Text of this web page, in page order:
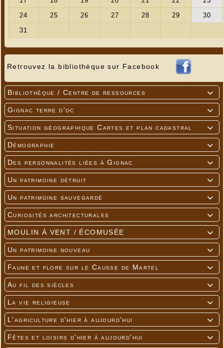
Retrouvez la bibliothèque sur Facebook

Bibliothèque / Centre de ressources

Gignac terre d'oc

Situation géographique Cartes et plan cadastral

Démographie

Des personnalités liées à Gignac

Un patrimoine détruit

Un patrimoine sauvegardé

Curiosités architecturales

MOULIN À VENT / ÉCOMUSÉE

Un patrimoine nouveau

Faune et flore sur le Causse de Martel

Au fil des siècles

La vie religieuse

L'agriculture d'hier à aujourd'hui

Fêtes et loisirs d'hier à aujourd'hui